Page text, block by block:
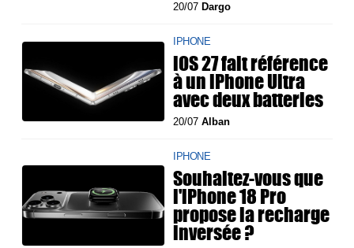
20/07 Dargo
IPHONE
iOS 27 fait référence
à un iPhone Ultra
avec deux batteries
20/07Alban
IPHONE
Souhaitez-vous que
l'iPhone 18 Pro
propose la recharge
inversée ?